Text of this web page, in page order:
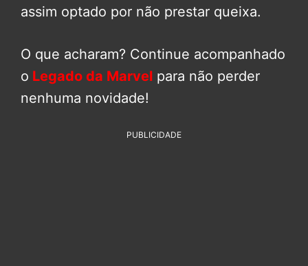
assim optado por não prestar queixa.
O que acharam? Continue acompanhado
o Legado da Marvel para não perder
nenhuma novidade!
PUBLICIDADE